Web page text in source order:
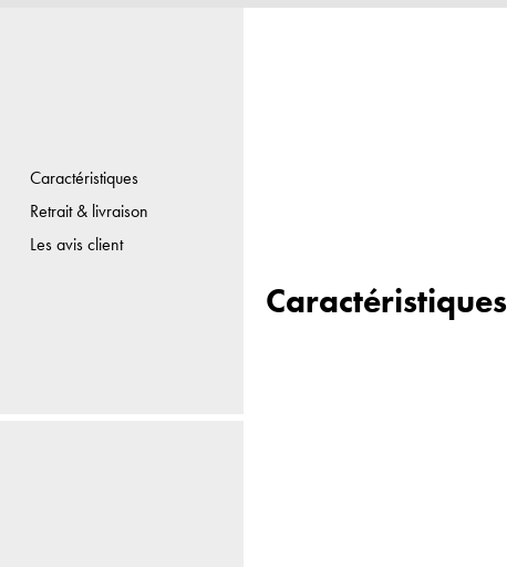
Caractéristiques
Retrait & livraison
Les avis client
Caractéristiques